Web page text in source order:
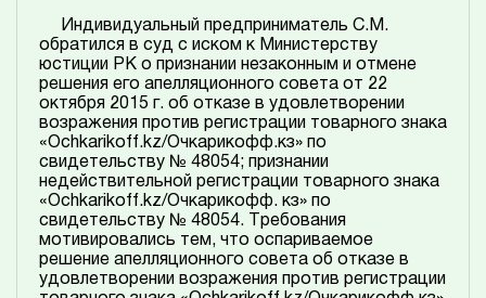
Индивидуальный предприниматель С.М.
обратился в суд с иском к Министерству
юстиции РК о признании незаконным и отмене
решения его апелляционного совета от 22
октября 2015 г. об отказе в удовлетворении
возражения против регистрации товарного знака
«Ochkarikoff.kz/Очкарикофф.кз» по
свидетельству № 48054; признании
недействительной регистрации товарного знака
«Ochkarikoff.kz/Очкарикофф. кз» по
свидетельству № 48054. Требования
мотивировались тем, что оспариваемое
решение апелляционного совета об отказе в
удовлетворении возражения против регистрации